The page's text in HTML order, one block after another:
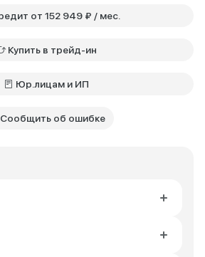
В кредит от 152 949 ₽ / мес.
Купить в трейд-ин
Юр.лицам и ИП
Сообщить об ошибке